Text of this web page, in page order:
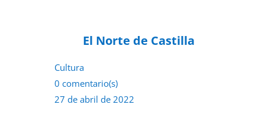
El Norte de Castilla
Cultura
0 comentario(s)
27 de abril de 2022